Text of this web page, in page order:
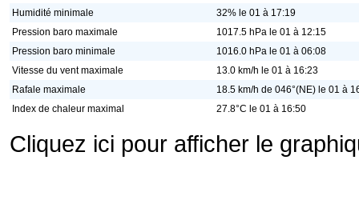
Humidité minimale
32% le 01 à 17:19
Pression baro maximale
1017.5 hPa le 01 à 12:15
Pression baro minimale
1016.0 hPa le 01 à 06:08
Vitesse du vent maximale
13.0 km/h le 01 à 16:23
Rafale maximale
18.5 km/h de 046°(NE) le 01 à
Index de chaleur maximal
27.8°C le 01 à 16:50
Cliquez ici pour afficher le